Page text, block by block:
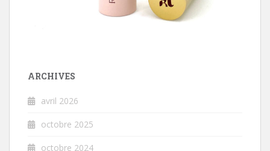
ARCHIVES
avril 2026
octobre 2025
octobre 2024